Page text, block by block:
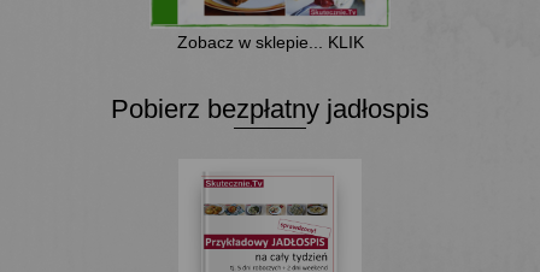
Zobacz w sklepie... KLIK
Pobierz bezpłatny jadłospis